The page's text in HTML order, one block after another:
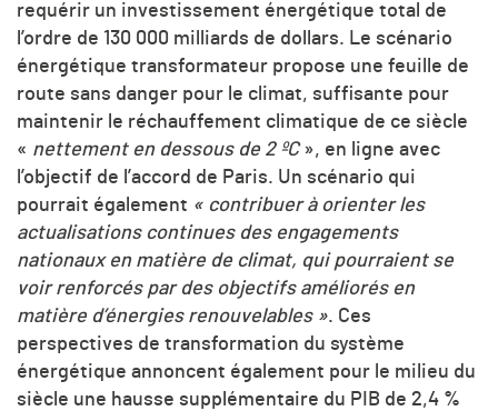
requérir un investissement énergétique total de
l’ordre de 130 000 milliards de dollars. Le scénario
énergétique transformateur propose une feuille de
route sans danger pour le climat, suffisante pour
maintenir le réchauffement climatique de ce siècle
« nettement en dessous de 2 ºC», en ligne avec
l’objectif de l’accord de Paris. Un scénario qui
pourrait également « contribuer à orienter les
actualisations continues des engagements
nationaux en matière de climat, qui pourraient se
voir renforcés par des objectifs améliorés en
matière d’énergies renouvelables ». Ces
perspectives de transformation du système
énergétique annoncent également pour le milieu du
siècle une hausse supplémentaire du PIB de 2,4 %